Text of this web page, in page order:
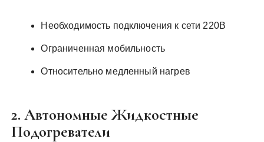
Необходимость подключения к сети 220В
Ограниченная мобильность
Относительно медленный нагрев
2. Автономные Жидкостные
Подогреватели